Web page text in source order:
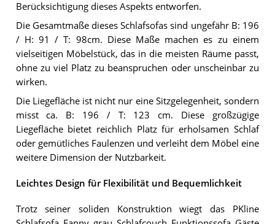
Berücksichtigung dieses Aspekts entworfen.
Die Gesamtmaße dieses Schlafsofas sind ungefähr B: 196
/ H: 91 / T: 98cm. Diese Maße machen es zu einem
vielseitigen Möbelstück, das in die meisten Räume passt,
ohne zu viel Platz zu beanspruchen oder unscheinbar zu
wirken.
Die Liegefläche ist nicht nur eine Sitzgelegenheit, sondern
misst ca. B: 196 / T: 123 cm. Diese großzügige
Liegefläche bietet reichlich Platz für erholsamen Schlaf
oder gemütliches Faulenzen und verleiht dem Möbel eine
weitere Dimension der Nutzbarkeit.
Leichtes Design für Flexibilität und Bequemlichkeit
Trotz seiner soliden Konstruktion wiegt das PKline